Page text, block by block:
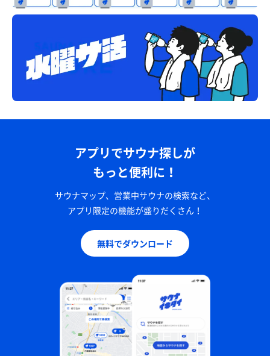
アプリでサウナ探しが
もっと便利に！
サウナマップ、営業中サウナの検索など、
アプリ限定の機能が盛りだくさん！
無料でダウンロード